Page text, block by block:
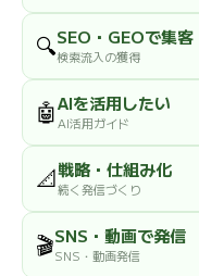
🔍SEO・GEOで集客
検索流入の獲得
🤖AIを活用したい
AI活用ガイド
📐戦略・仕組み化
続く発信づくり
🎬SNS・動画で発信
SNS・動画発信